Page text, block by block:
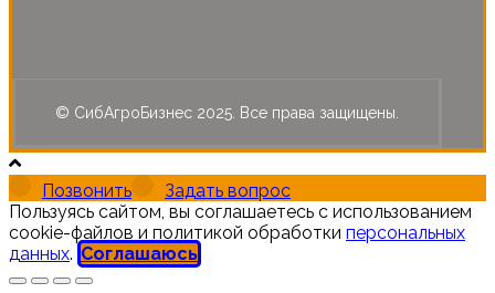
© СибАгроБизнес 2025. Все права защищены.
Позвонить
Задать вопрос
Пользуясь сайтом, вы соглашаетесь с использованием
cookie-файлов и политикой обработки персональных
данных. Соглашаюсь